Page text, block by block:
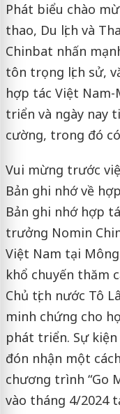
Phát biểu chào
thao, Du lịch và
Chinbat nhấn
tôn trọng lịch sử,
hợp tác Việt
triển và ngày nay
cường, trong đó
Vui mừng trước
Bản ghi nhớ về
Bản ghi nhớ hợp
trưởng Nomin
Việt Nam tại
khổ chuyến thăm
Chủ tịch nước Tô
minh chứng cho
phát triển. Sự
đón nhận một
chương trình “Go
vào tháng 4/2024